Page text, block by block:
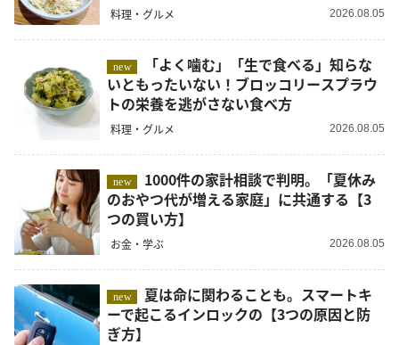
料理・グルメ 2026.08.05
new
いともったいない！ブロッコリースプラウ
トの栄養を逃がさない食べ方
料理・グルメ 2026.08.05
new
のおやつ代が増える家庭」に共通する【3
つの買い方】
お金・学ぶ 2026.08.05
new
夏は命に関わることも。スマートキ
ーで起こるインロックの【3つの原因と防
ぎ方】